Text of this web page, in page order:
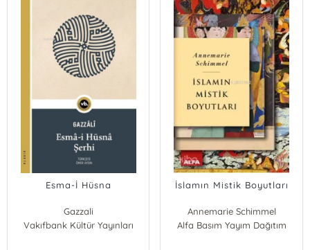
Esma-İ Hüsna
Gazzali
Vakıfbank Kültür Yayınları
İslamın Mistik Boyutları
Annemarie Schimmel
Alfa Basım Yayım Dağıtım